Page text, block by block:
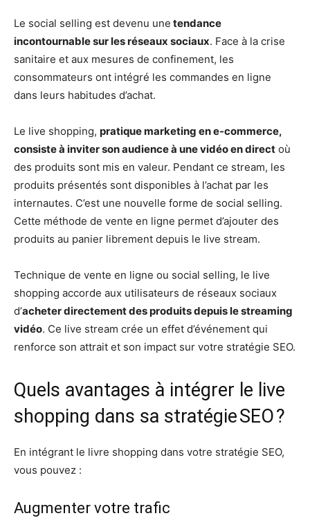
Le social selling est devenu une tendance
incontournable sur les réseaux sociaux. Face à la crise
sanitaire et aux mesures de confinement, les
consommateurs ont intégré les commandes en ligne
dans leurs habitudes d’achat.
Le live shopping, pratique marketing en e-commerce,
consiste à inviter son audience à une vidéo en direct où
des produits sont mis en valeur. Pendant ce stream, les
produits présentés sont disponibles à l’achat par les
internautes. C’est une nouvelle forme de social selling.
Cette méthode de vente en ligne permet d’ajouter des
produits au panier librement depuis le live stream.
Technique de vente en ligne ou social selling, le live
shopping accorde aux utilisateurs de réseaux sociaux
d’acheter directement des produits depuis le streaming
vidéo. Ce live stream crée un effet d’événement qui
renforce son attrait et son impact sur votre stratégie SEO.
Quels avantages à intégrer le live
shopping dans sa stratégie SEO ?
En intégrant le livre shopping dans votre stratégie SEO,
vous pouvez :
Augmenter votre trafic